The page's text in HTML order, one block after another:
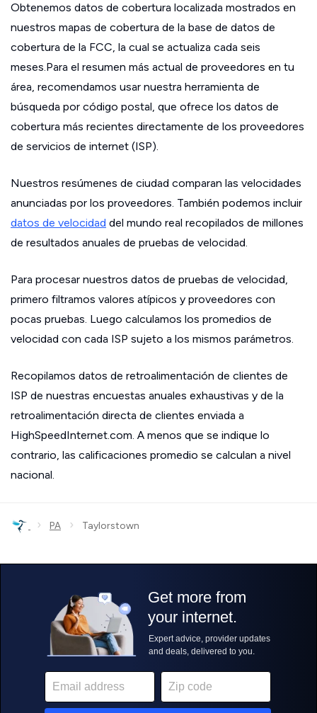
Obtenemos datos de cobertura localizada mostrados en
nuestros mapas de cobertura de la base de datos de
cobertura de la FCC, la cual se actualiza cada seis
meses.Para el resumen más actual de proveedores en tu
área, recomendamos usar nuestra herramienta de
búsqueda por código postal, que ofrece los datos de
cobertura más recientes directamente de los proveedores
de servicios de internet (ISP).
Nuestros resúmenes de ciudad comparan las velocidades
anunciadas por los proveedores. También podemos incluir
datos de velocidad del mundo real recopilados de millones
de resultados anuales de pruebas de velocidad.
Para procesar nuestros datos de pruebas de velocidad,
primero filtramos valores atípicos y proveedores con
pocas pruebas. Luego calculamos los promedios de
velocidad con cada ISP sujeto a los mismos parámetros.
Recopilamos datos de retroalimentación de clientes de
ISP de nuestras encuestas anuales exhaustivas y de la
retroalimentación directa de clientes enviada a
HighSpeedInternet.com. A menos que se indique lo
contrario, las calificaciones promedio se calculan a nivel
nacional.
› PA › Taylorstown